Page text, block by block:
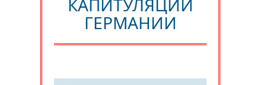
КАПИТУЛЯЦИИ
ГЕРМАНИИ